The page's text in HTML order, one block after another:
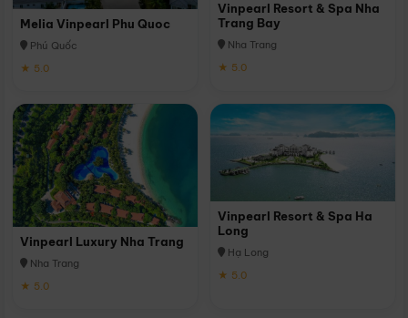
Melia Vinpearl Phu Quoc
Phú Quốc
★ 5.0
Vinpearl Resort & Spa Nha
Trang Bay
Nha Trang
★ 5.0
Vinpearl Luxury Nha Trang
Nha Trang
★ 5.0
Vinpearl Resort & Spa Ha
Long
Hạ Long
★ 5.0